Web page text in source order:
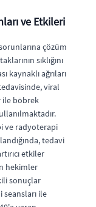
ve Etkileri
çözüm
sıklığını
kaynaklı ağrıları
viral
ile böbrek
ve radyoterapi
tedavi
etkiler
hekimler
sonuçlar
ile